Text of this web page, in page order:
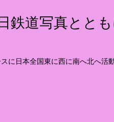
道写真ととも
に日本全国東に西に南へ北へ活